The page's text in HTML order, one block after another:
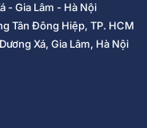
- Gia Lâm - Hà Nội
Tân Đông Hiệp, TP. HCM
Xá, Gia Lâm, Hà Nội